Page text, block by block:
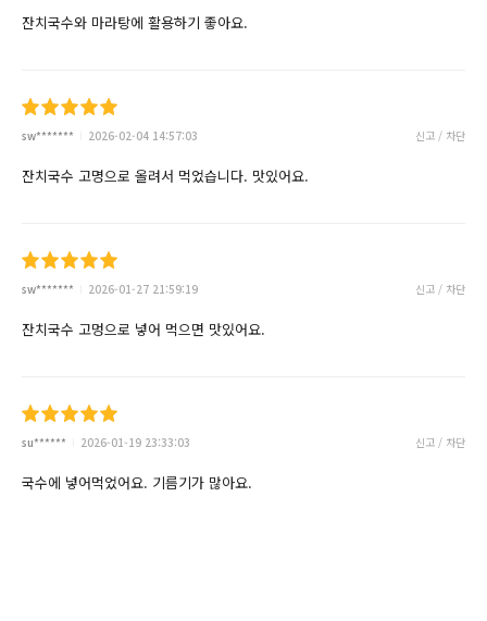
잔치국수와 마라탕에 활용하기 좋아요.
sw******* 2026-02-04 14:57:03 신고 / 차단
잔치국수 고명으로 올려서 먹었습니다. 맛있어요.
sw******* 2026-01-27 21:59:19 신고 / 차단
잔치국수 고멍으로 넣어 먹으면 맛있어요.
su****** 2026-01-19 23:33:03 신고 / 차단
국수에 넣어먹었어요. 기름기가 많아요.